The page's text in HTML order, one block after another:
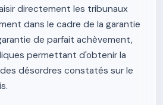
directement les tribunaux
dans le cadre de la garantie
de parfait achèvement,
permettant d'obtenir la
désordres constatés sur le